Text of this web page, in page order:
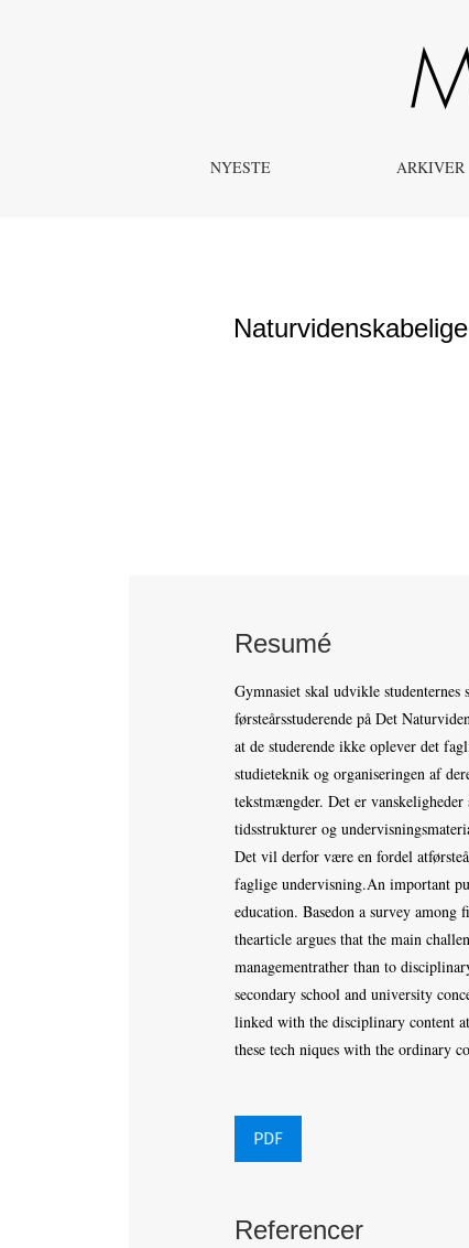
Naturvidenskabelige studiekompetencer. Hvad er
NYESTE ARKIVER
Resumé
Gymnasiet skal udvikle studenternes
førsteårsstuderende på Det
at de studerende ikke oplever det
studieteknik og organiseringen af
tekstmængder. Det er
tidsstrukturer og
Det vil derfor være en fordel
faglige undervisning.An important
education. Basedon a survey among
thearticle argues that the main
managementrather than to
secondary school and university
linked with the disciplinary content
these tech niques with the ordinary
PDF
Referencer